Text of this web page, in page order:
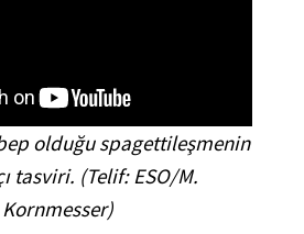
olduğu spagettileşmenin
tasviri. (Telif: ESO/M.
Kornmesser)